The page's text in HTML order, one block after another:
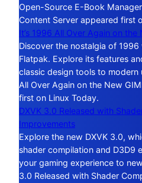
Open-Source E-Book
Content Server appeared first
It’s 1996 All Over Again on
Discover the nostalgia of
Flatpak. Explore its features
classic design tools to modern
All Over Again on the New
first on Linux Today.
DXVK 3.0 Released with
Improvements
Explore the new DXVK 3.0,
shader compilation and D3D9
your gaming experience to
3.0 Released with Shader